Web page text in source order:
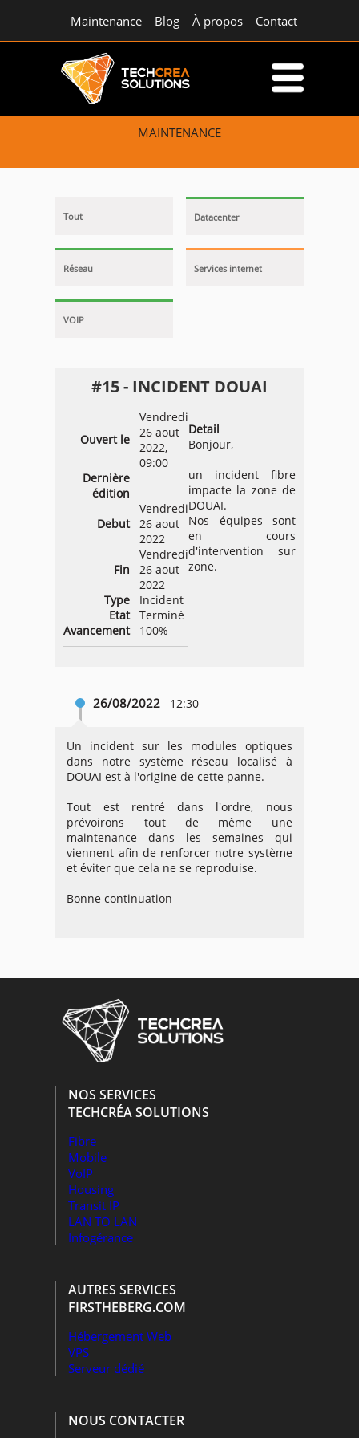
Maintenance Blog À propos Contact
MAINTENANCE
Tout Datacenter
Réseau Services internet
VOIP
#15 - INCIDENT DOUAI
Ouvert le
Vendredi
26 aout
2022,
09:00
Dernière
édition
Debut
Vendredi
26 aout
2022
Fin
Vendredi
26 aout
2022
Type
Incident
Etat
Terminé
Avancement
100%
Detail
Bonjour,
un incident fibre
impacte la zone de
DOUAI.
Nos équipes sont
en cours
d'intervention sur
zone.
26/08/2022 12:30
Un incident sur les modules optiques
dans notre système réseau localisé à
DOUAI est à l'origine de cette panne.
Tout est rentré dans l'ordre, nous
prévoirons tout de même une
maintenance dans les semaines qui
viennent afin de renforcer notre système
et éviter que cela ne se reproduise.
Bonne continuation
NOS SERVICES
TECHCRÉA SOLUTIONS
Fibre
Mobile
VoIP
Housing
Transit IP
LAN TO LAN
Infogérance
AUTRES SERVICES
FIRSTHEBERG.COM
Hébergement Web
VPS
Serveur dédié
NOUS CONTACTER